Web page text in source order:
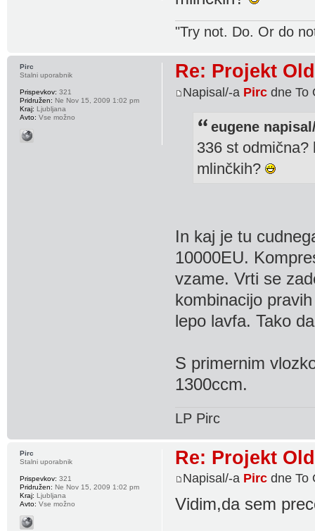
"Try not. Do. Or do
Re: Projekt
Napisal/-a Pirc dne To
eugene
336 st
mlinčkih?
In kaj je tu
10000EU.
vzame. Vrti se
kombinacijo
lepo lavfa. Tako
S primernim
1300ccm.
LP Pirc
Pirc
Stalni uporabnik
Prispevkov: 321
Pridružen: Ne Nov 15, 2009 1:02 pm
Kraj: Ljubljana
Avto: Vse možno
Re: Projekt
Napisal/-a Pirc dne To
Vidim,da sem
Pirc
Stalni uporabnik
Prispevkov: 321
Pridružen: Ne Nov 15, 2009 1:02 pm
Kraj: Ljubljana
Avto: Vse možno